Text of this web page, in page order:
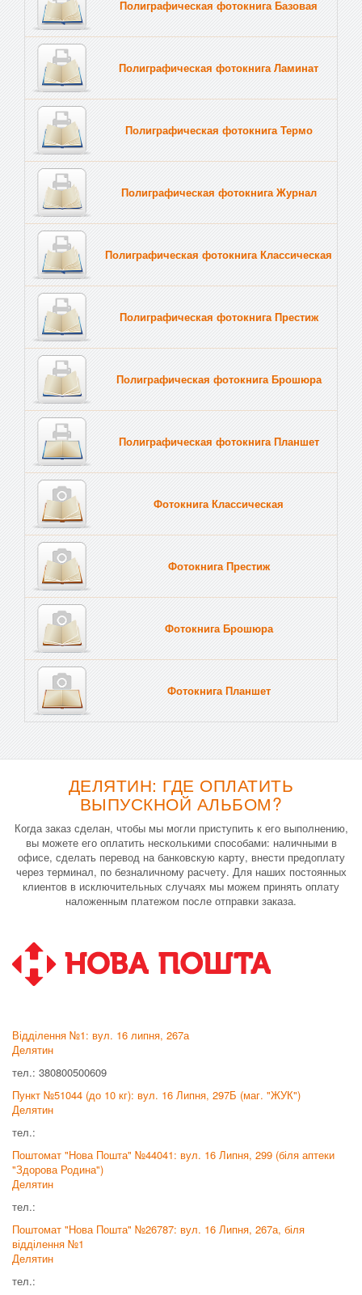
Полиграфическая фотокнига Базовая
Полиграфическая фотокнига Ламинат
Полиграфическая фотокнига Термо
Полиграфическая фотокнига Журнал
Полиграфическая фотокнига Классическая
Полиграфическая фотокнига Престиж
Полиграфическая фотокнига Брошюра
Полиграфическая фотокнига Планшет
Фотокнига Классическая
Фотокнига Престиж
Фотокнига Брошюра
Фотокнига Планшет
ДЕЛЯТИН: ГДЕ ОПЛАТИТЬ
ВЫПУСКНОЙ АЛЬБОМ?
Когда заказ сделан, чтобы мы могли приступить к его выполнению,
вы можете его оплатить несколькими способами: наличными в
офисе, сделать перевод на банковскую карту, внести предоплату
через терминал, по безналичному расчету. Для наших постоянных
клиентов в исключительных случаях мы можем принять оплату
наложенным платежом после отправки заказа.
Відділення №1: вул. 16 липня, 267а
Делятин
тел.: 380800500609
Пункт №51044 (до 10 кг): вул. 16 Липня, 297Б (маг. "ЖУК")
Делятин
тел.:
Поштомат "Нова Пошта" №44041: вул. 16 Липня, 299 (біля аптеки
"Здорова Родина")
Делятин
тел.:
Поштомат "Нова Пошта" №26787: вул. 16 Липня, 267а, біля
відділення №1
Делятин
тел.: